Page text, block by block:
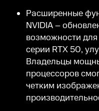
Расширенные
NVIDIA –
возможности
серии RTX 50,
Владельцы
процессоров
четким